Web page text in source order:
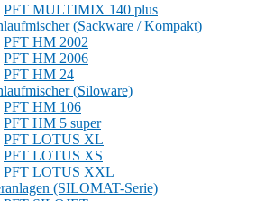
PFT MULTIMIX 140 plus
(Sackware / Kompakt)
PFT HM 2002
PFT HM 2006
PFT HM 24
(Siloware)
PFT HM 106
PFT HM 5 super
PFT LOTUS XL
PFT LOTUS XS
PFT LOTUS XXL
(SILOMAT-Serie)